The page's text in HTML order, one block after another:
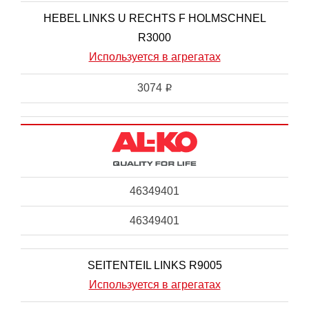
HEBEL LINKS U RECHTS F HOLMSCHNEL
R3000
Используется в агрегатах
3074 i
46349401
46349401
SEITENTEIL LINKS R9005
Используется в агрегатах